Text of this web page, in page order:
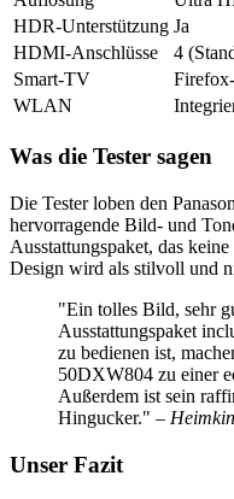
HDR-Unterstützung Ja
HDMI-Anschlüsse
4
Smart-TV
WLAN
Was die Tester sagen
Die Tester loben den
hervorragende Bild- und
Ausstattungspaket, das
Design wird als stilvoll und
"Ein tolles Bild, sehr
Ausstattungspaket
zu bedienen ist,
50DXW804 zu einer
Außerdem ist sein
Hingucker." –
Unser Fazit